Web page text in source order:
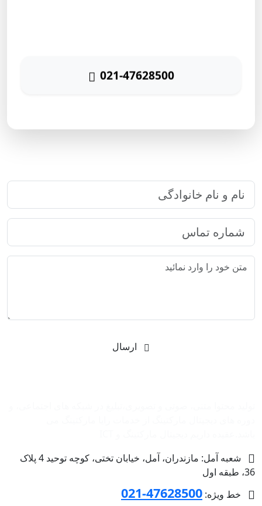
021-47628500
شعبه آمل: مازندران، آمل، خیابان تختی، کوچه توحید 4 پلاک
36، طبقه اول
خط ویژه: 47628500-021